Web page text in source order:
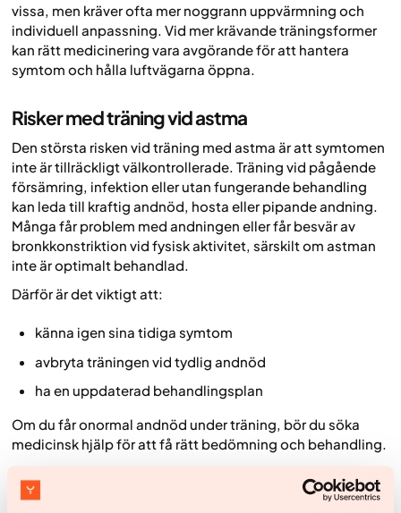
vissa, men kräver ofta mer noggrann uppvärmning och
individuell anpassning. Vid mer krävande träningsformer
kan rätt medicinering vara avgörande för att hantera
symtom och hålla luftvägarna öppna.
Risker med träning vid astma
Den största risken vid träning med astma är att symtomen
inte är tillräckligt välkontrollerade. Träning vid pågående
försämring, infektion eller utan fungerande behandling
kan leda till kraftig andnöd, hosta eller pipande andning.
Många får problem med andningen eller får besvär av
bronkkonstriktion vid fysisk aktivitet, särskilt om astman
inte är optimalt behandlad.
Därför är det viktigt att:
känna igen sina tidiga symtom
avbryta träningen vid tydlig andnöd
ha en uppdaterad behandlingsplan
Om du får onormal andnöd under träning, bör du söka
medicinsk hjälp för att få rätt bedömning och behandling.
Osäkerhet kring symtom eller återkommande besvär vid